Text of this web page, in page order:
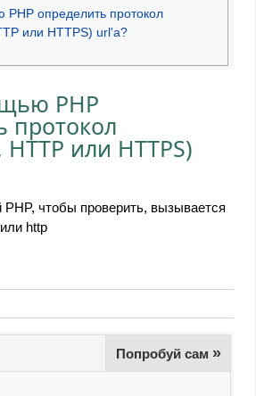
определить протокол
или HTTPS) url'а?
PHP
протокол
или HTTPS)
чтобы проверить, вызывается
http
Попробуй сам »